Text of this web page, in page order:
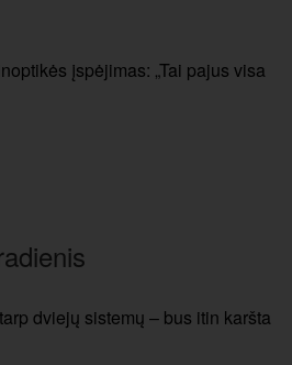
įspėjimas: „Tai pajus visa
dviejų sistemų – bus itin karšta